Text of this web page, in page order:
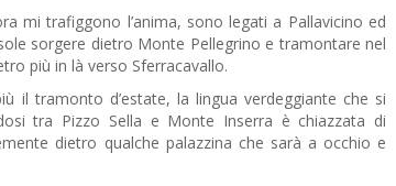
mi trafiggono l’anima, sono legati a Pallavicino ed
sorgere dietro Monte Pellegrino e tramontare nel
più in là verso Sferracavallo.
il tramonto d’estate, la lingua verdeggiante che si
tra Pizzo Sella e Monte Inserra è chiazzata di
dietro qualche palazzina che sarà a occhio e